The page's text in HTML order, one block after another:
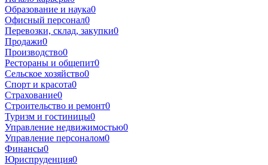
Образование и наука0
Офисный персонал0
Перевозки, склад, закупки0
Продажи0
Производство0
Рестораны и общепит0
Сельское хозяйство0
Спорт и красота0
Страхование0
Строительство и ремонт0
Туризм и гостиницы0
Управление недвижимостью0
Управление персоналом0
Финансы0
Юриспруденция0